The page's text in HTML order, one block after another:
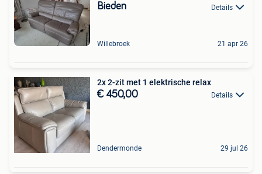
Bieden Details
Willebroek 21 apr 26
2x 2-zit met 1 elektrische relax
€ 450,00 Details
Dendermonde 29 jul 26